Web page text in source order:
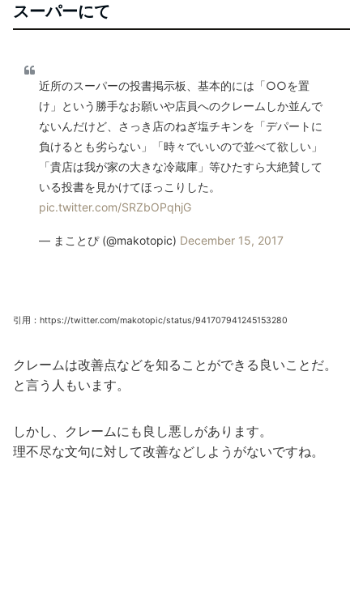
スーパーにて
近所のスーパーの投書掲示板、基本的には「○○を置
け」という勝手なお願いや店員へのクレームしか並んで
ないんだけど、さっき店のねぎ塩チキンを「デパートに
負けるとも劣らない」「時々でいいので並べて欲しい」
「貴店は我が家の大きな冷蔵庫」等ひたすら大絶賛して
いる投書を見かけてほっこりした。
pic.twitter.com/SRZbOPqhjG
— まことぴ (@makotopic) December 15, 2017
引用：https://twitter.com/makotopic/status/941707941245153280
クレームは改善点などを知ることができる良いことだ。
と言う人もいます。
しかし、クレームにも良し悪しがあります。
理不尽な文句に対して改善などしようがないですね。